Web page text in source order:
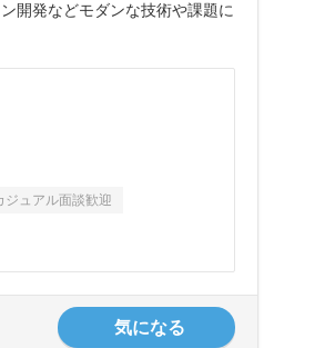
開発などモダンな技術や課題に
ジュアル面談歓迎
気になる